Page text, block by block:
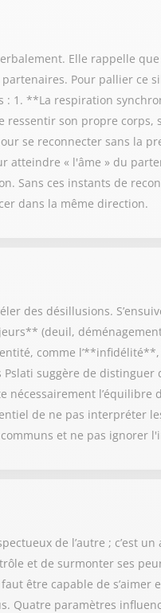
Elle rappelle
Pour pallier ce
**La respiration
son propre corps,
se reconnecter sans la
atteindre « l'âme » du
Sans ces instants de
dans la même direction.
des désillusions.
(deuil,
comme
suggère de
l’équilibre
de ne pas interpréter
et ne pas ignorer
de l’autre ; c’est
et de surmonter ses
être capable de s’aimer
Quatre paramètres